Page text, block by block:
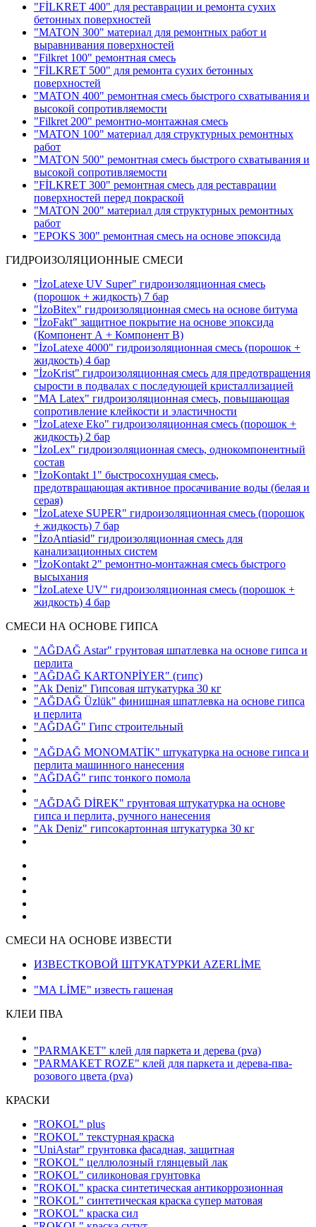
"FİLKRET 400" для реставрации и ремонта сухих
бетонных поверхностей
"MATON 300" материал для ремонтных работ и
выравнивания поверхностей
"Filkret 100" ремонтная смесь
"FİLKRET 500" для ремонта сухих бетонных
поверхностей
"MATON 400" ремонтная смесь быстрого схватывания и
высокой сопротивляемости
"Filkret 200" pемонтно-монтажная смесь
"MATON 100" материал для структурных ремонтных
работ
"MATON 500" ремонтная смесь быстрого схватывания и
высокой сопротивляемости
"FİLKRET 300" ремонтная смесь для реставрации
поверхностей перед покраской
"MATON 200" материал для структурных ремонтных
работ
"EPOKS 300" ремонтная смесь на основе эпоксида
ГИДРОИЗОЛЯЦИОННЫЕ СМЕСИ
"İzoLatexe UV Super" гидроизоляционная смесь
(порошок + жидкость) 7 бар
"İzoBitex" гидроизоляционная смесь на основе битума
"İzoFakt" защитное покрытие на основе эпоксида
(Компонент А + Компонент В)
"İzoLatexe 4000" гидроизоляционная смесь (порошок +
жидкость) 4 бар
"İzoKrist" гидроизоляционная смесь для предотвращения
сырости в подвалах с последующей кристаллизацией
"MA Latex" гидроизоляционная смесь, повышающая
сопротивление клейкости и эластичности
"İzoLatexe Eko" гидроизоляционная смесь (порошок +
жидкость) 2 бар
"İzoLex" гидроизоляционная смесь, однокомпонентный
состав
"İzoKontakt 1" быстросохнущая смесь,
предотвращающая активное просачивание воды (белая и
серая)
"İzoLatexe SUPER" гидроизоляционная смесь (порошок
+ жидкость) 7 бар
"İzoAntiasid" гидроизоляционная смесь для
канализационных систем
"İzoKontakt 2" ремонтно-монтажная смесь быстрого
высыхания
"İzoLatexe UV" гидроизоляционная смесь (порошок +
жидкость) 4 бар
СМЕСИ НА ОСНОВЕ ГИПСА
"AĞDAĞ Astar" грунтовая шпатлевка на основе гипса и
перлита
"AĞDAĞ KARTONPİYER" (гипс)
"Ak Deniz" Гипсовая штукатурка 30 кг
"AĞDAĞ Üzlük" финишная шпатлевка на основе гипса
и перлита
"AĞDAĞ" Гипс строительный
"AĞDAĞ MONOMATİK" штукатурка на основе гипса и
перлита машинного нанесения
"AĞDAĞ" гипс тонкого помола
"AĞDAĞ DİREK" грунтовая штукатурка на основе
гипса и перлита, ручного нанесения
"Ak Deniz" гипсокартонная штукатурка 30 кг
СМЕСИ НА ОСНОВЕ ИЗВЕСТИ
ИЗВЕСТКОВОЙ ШТУКАТУРКИ AZERLİME
"MA LİME" известь гашеная
КЛЕИ ПВА
"PARMAKET" клей для паркета и дерева (pva)
"PARMAKET ROZE" клей для паркета и дерева-пва-
розового цвета (pva)
КРАСКИ
"ROKOL" plus
"ROKOL" текстурная краска
"UniAstar" грунтовка фасадная, защитная
"ROKOL" целлюлозный глянцевый лак
"ROKOL" силиконовая грунтовка
"ROKOL" краска синтетическая антикоррозионная
"ROKOL" синтетическая краска супер матовая
"ROKOL" краска сил